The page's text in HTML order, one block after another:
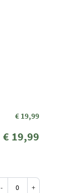
€ 19,99
€ 19,99
- +